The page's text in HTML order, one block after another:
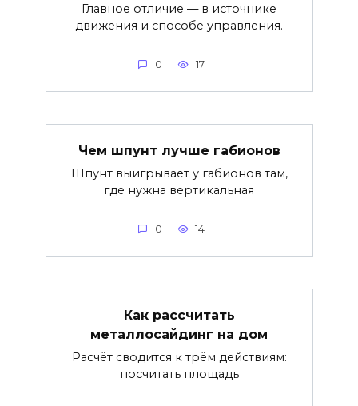
Главное отличие — в источнике
движения и способе управления.
0 17
Чем шпунт лучше габионов
Шпунт выигрывает у габионов там,
где нужна вертикальная
0 14
Как рассчитать
металлосайдинг на дом
Расчёт сводится к трём действиям:
посчитать площадь